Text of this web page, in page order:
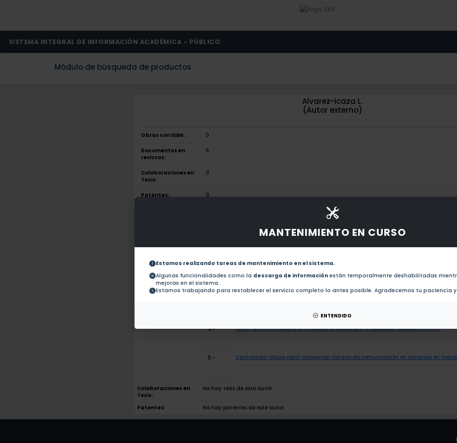
MANTENIMIENTO EN CURSO
Estamos realizando tareas de mantenimiento en el sistema.
Algunas funcionalidades como la descarga de información están temporalmente deshabilitadas
mejoras en el sistema.
Estamos trabajando para restablecer el servicio completo lo antes posible. Agradecemos tu paciencia
ENTENDIDO
SISTEMA INTEGRAL DE INFORMACIÓN ACADÉMICA - PÚBLICO
Módulo de búsqueda de productos
Alvarez-Icaza L.
(Autor externo)
Obras con ISBN: 0
Documentos en
revistas:
5
Colaboraciones en
Tesis:
0
Patentes: 0
2.- Joint operation-control design for a class of batch exothermic reactors (2025)
4.- Data-driven modeling of impedance biosensors: a subspace approach (2021)
5.- Controlador difuso para compensar cargas de comunicación en sistemas en
Colaboraciones en
Tesis:
No hay tesis de este autor.
Patentes: No hay patentes de este autor.